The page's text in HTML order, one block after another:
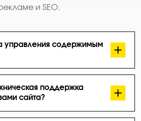
и SEO.
управления содержимым
содержание своего
к помощи программиста,
на основе системы
поддержка
сайта?
поддержка и сопровождение